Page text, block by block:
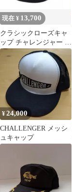
現在 ¥ 13,700
クラシックローズキャ
ップ チャレンジャー 帽
子 キャップ ベースボー
ル 小物
¥24,000
CHALLENGER メッシ
ュキャップ